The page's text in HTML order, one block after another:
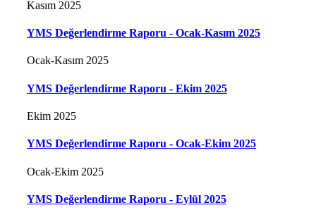
Kasım 2025
YMS Değerlendirme Raporu - Ocak-Kasım 2025
Ocak-Kasım 2025
YMS Değerlendirme Raporu - Ekim 2025
Ekim 2025
YMS Değerlendirme Raporu - Ocak-Ekim 2025
Ocak-Ekim 2025
YMS Değerlendirme Raporu - Eylül 2025